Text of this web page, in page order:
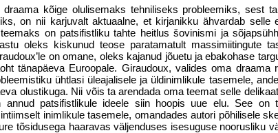
kõige olulisemaks tehniliseks probleemiks, sest
on nii karjuvalt aktuaalne, et kirjanikku ähvardab selle
on patsifistliku tahte heitlus šovinismi ja
oleks kiskunud teose paratamatult massimiitingute
on omane, oleks kajanud jõuetu ja ebakohase
tänapäeva Euroopale. Giraudoux, valides oma draama
ühtlasi üleajalisele ja üldinimlikule tasemele,
olustikuga. Nii võis ta arendada oma teemat selle
annud patsifistlikule ideele siin hoopis uue elu. See on
inimlikule tasemele, omandades autori põhilisele
tõsidusega haaravas väljenduses isesuguse noorusliku